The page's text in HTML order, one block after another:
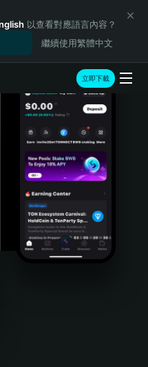
以查看對應語言內容？
繼續使用繁體中文
立即下載